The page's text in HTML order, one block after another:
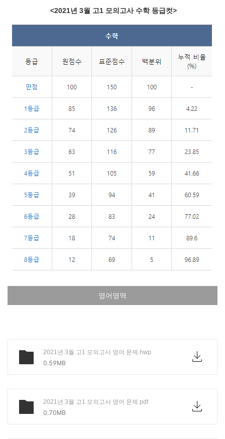
<2021년 3월 고1 모의고사 수학 등급컷>
영어영역
2021년 3월 고1 모의고사 영어 문제.hwp
0.59MB
2021년 3월 고1 모의고사 영어 문제.pdf
0.70MB